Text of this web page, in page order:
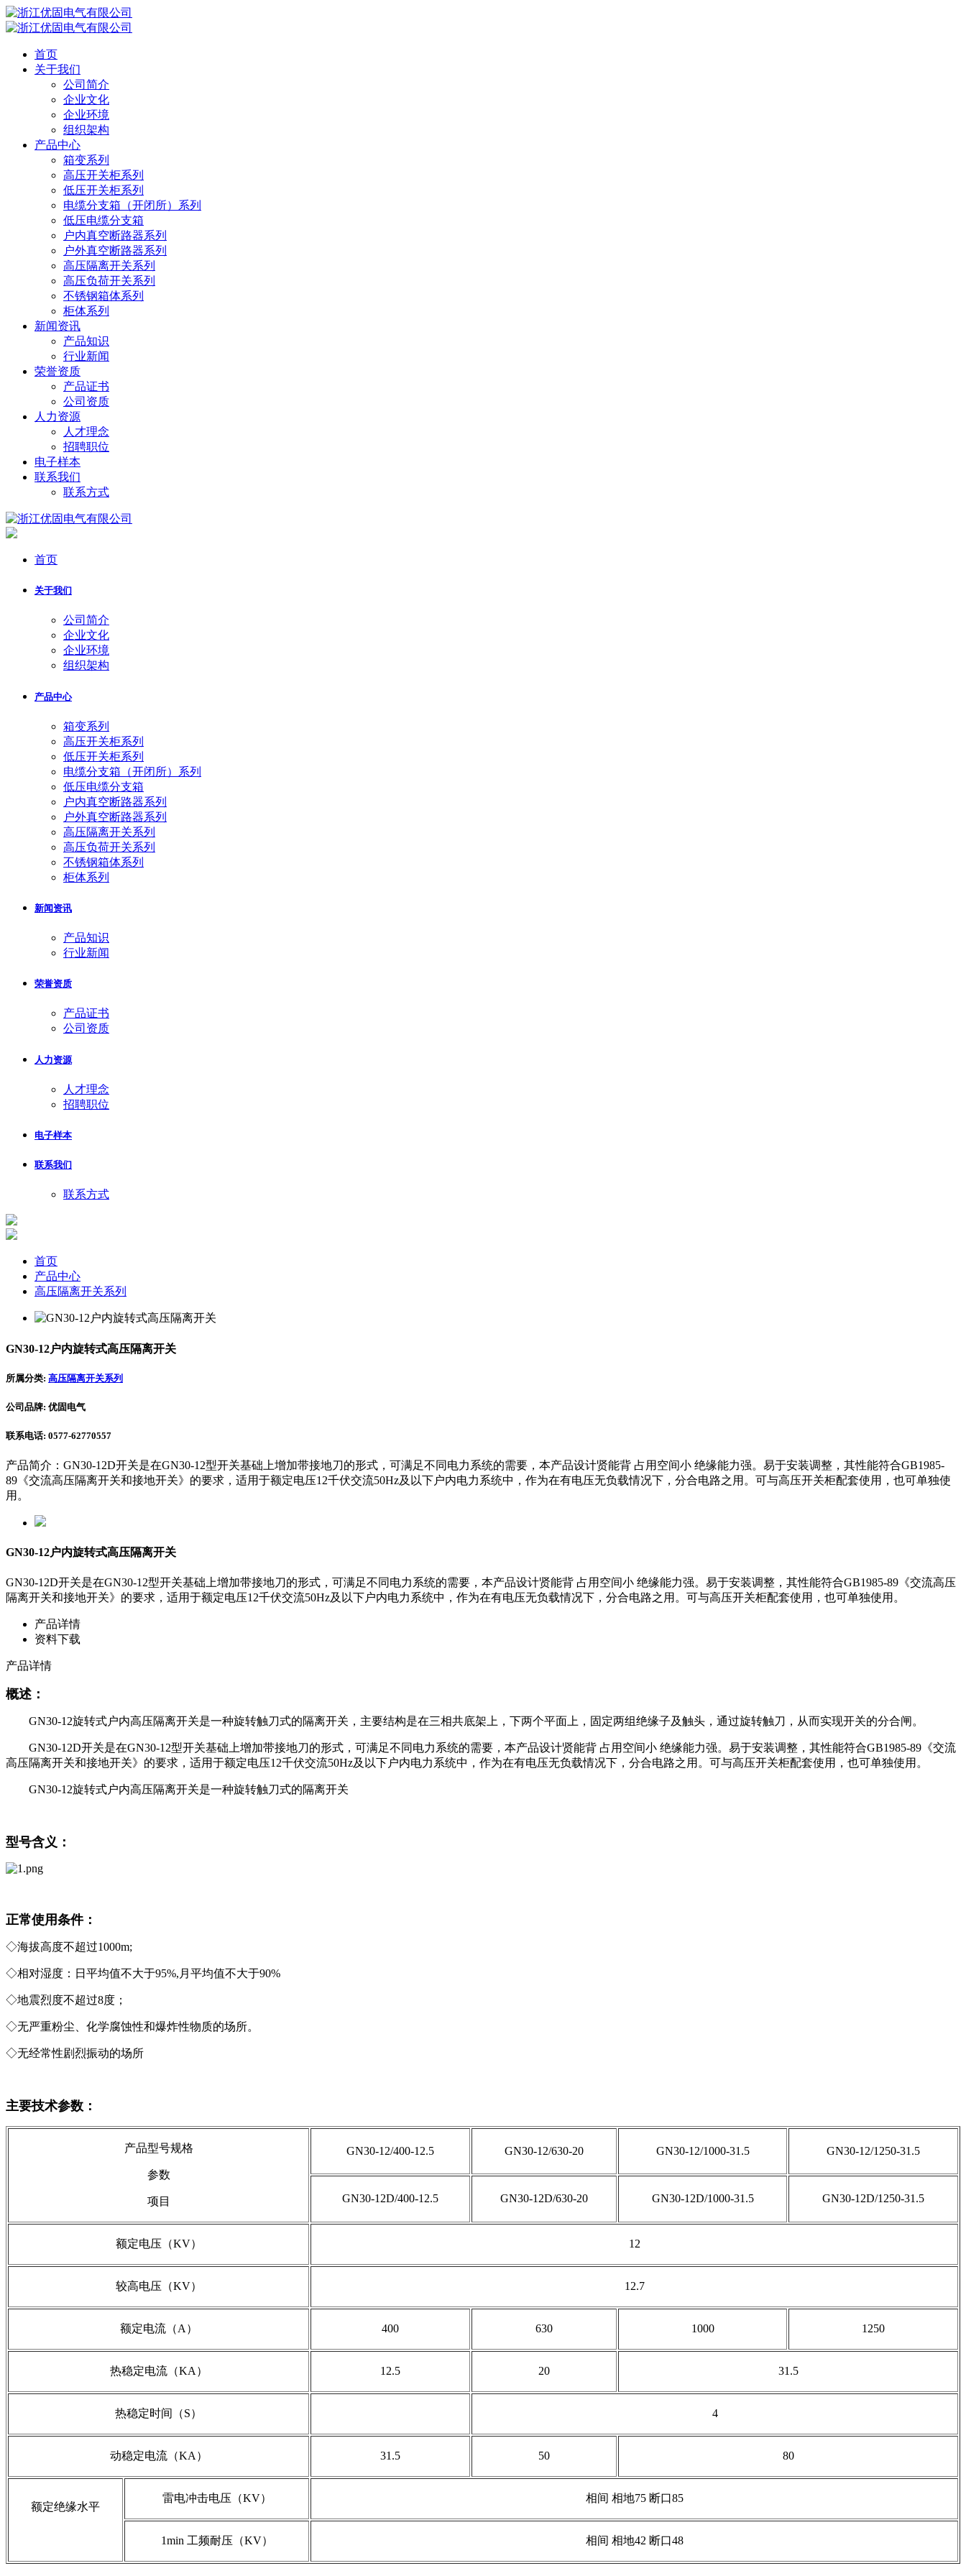
首页
关于我们
公司简介
企业文化
企业环境
组织架构
产品中心
箱变系列
高压开关柜系列
低压开关柜系列
电缆分支箱（开闭所）系列
低压电缆分支箱
户内真空断路器系列
户外真空断路器系列
高压隔离开关系列
高压负荷开关系列
不锈钢箱体系列
柜体系列
新闻资讯
产品知识
行业新闻
荣誉资质
产品证书
公司资质
人力资源
人才理念
招聘职位
电子样本
联系我们
联系方式
首页
关于我们
公司简介
企业文化
企业环境
组织架构
产品中心
箱变系列
高压开关柜系列
低压开关柜系列
电缆分支箱（开闭所）系列
低压电缆分支箱
户内真空断路器系列
户外真空断路器系列
高压隔离开关系列
高压负荷开关系列
不锈钢箱体系列
柜体系列
新闻资讯
产品知识
行业新闻
荣誉资质
产品证书
公司资质
人力资源
人才理念
招聘职位
电子样本
联系我们
联系方式
首页
产品中心
高压隔离开关系列
GN30-12户内旋转式高压隔离开关
所属分类: 高压隔离开关系列
公司品牌: 优固电气
联系电话: 0577-62770557
产品简介：GN30-12D开关是在GN30-12型开关基础上增加带接地刀的形式，可满足不同电力系统的需要，本产品设计贤能背 占用空间小 绝缘能力强。易于安装调整，其性能符合GB1985-
89《交流高压隔离开关和接地开关》的要求，适用于额定电压12千伏交流50Hz及以下户内电力系统中，作为在有电压无负载情况下，分合电路之用。可与高压开关柜配套使用，也可单独使
用。
GN30-12户内旋转式高压隔离开关
GN30-12D开关是在GN30-12型开关基础上增加带接地刀的形式，可满足不同电力系统的需要，本产品设计贤能背 占用空间小 绝缘能力强。易于安装调整，其性能符合GB1985-89《交流高压
隔离开关和接地开关》的要求，适用于额定电压12千伏交流50Hz及以下户内电力系统中，作为在有电压无负载情况下，分合电路之用。可与高压开关柜配套使用，也可单独使用。
产品详情
资料下载
产品详情
概述：
GN30-12旋转式户内高压隔离开关是一种旋转触刀式的隔离开关，主要结构是在三相共底架上，下两个平面上，固定两组绝缘子及触头，通过旋转触刀，从而实现开关的分合闸。
GN30-12D开关是在GN30-12型开关基础上增加带接地刀的形式，可满足不同电力系统的需要，本产品设计贤能背 占用空间小 绝缘能力强。易于安装调整，其性能符合GB1985-89《交流
高压隔离开关和接地开关》的要求，适用于额定电压12千伏交流50Hz及以下户内电力系统中，作为在有电压无负载情况下，分合电路之用。可与高压开关柜配套使用，也可单独使用。
GN30-12旋转式户内高压隔离开关是一种旋转触刀式的隔离开关
型号含义：
正常使用条件：
◇海拔高度不超过1000m;
◇相对湿度：日平均值不大于95%,月平均值不大于90%
◇地震烈度不超过8度；
◇无严重粉尘、化学腐蚀性和爆炸性物质的场所。
◇无经常性剧烈振动的场所
主要技术参数：
产品型号规格
参数
项目
GN30-12/400-12.5 GN30-12/630-20 GN30-12/1000-31.5 GN30-12/1250-31.5
GN30-12D/400-12.5 GN30-12D/630-20 GN30-12D/1000-31.5 GN30-12D/1250-31.5
额定电压（KV） 12
较高电压（KV） 12.7
额定电流（A） 400 630 1000 1250
热稳定电流（KA） 12.5 20 31.5
热稳定时间（S） 4
动稳定电流（KA） 31.5 50 80
额定绝缘水平
雷电冲击电压（KV） 相间 相地75 断口85
1min 工频耐压（KV） 相间 相地42 断口48